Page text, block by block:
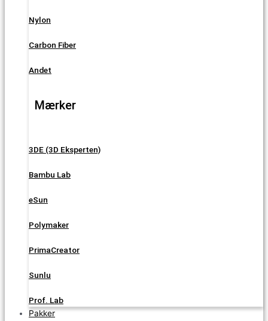
Nylon
Carbon Fiber
Andet
Mærker
3DE (3D Eksperten)
Bambu Lab
eSun
Polymaker
PrimaCreator
Sunlu
Prof. Lab
Pakker